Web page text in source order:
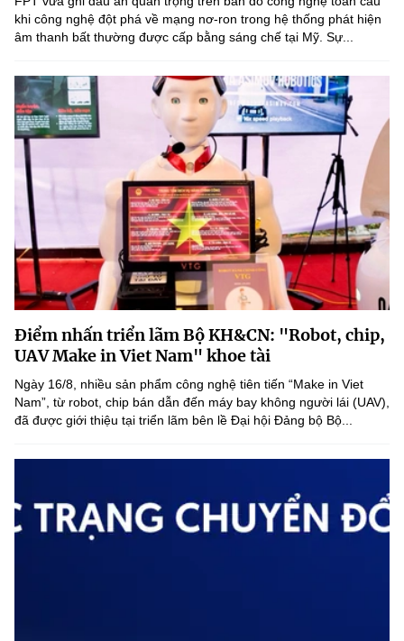
khi công nghệ đột phá về mạng nơ-ron trong hệ thống phát hiện
âm thanh bất thường được cấp bằng sáng chế tại Mỹ. Sự...
Điểm nhấn triển lãm Bộ KH&CN: "Robot, chip,
UAV Make in Viet Nam" khoe tài
Ngày 16/8, nhiều sản phẩm công nghệ tiên tiến “Make in Viet
Nam”, từ robot, chip bán dẫn đến máy bay không người lái (UAV),
đã được giới thiệu tại triển lãm bên lề Đại hội Đảng bộ Bộ...